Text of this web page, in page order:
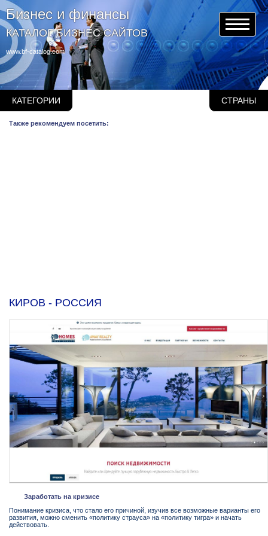
Бизнес и финансы
КАТАЛОГ БИЗНЕС САЙТОВ
www.bf-catalog.com
КАТЕГОРИИ СТРАНЫ
Также рекомендуем посетить:
КИРОВ - РОССИЯ
Заработать на кризисе
Понимание кризиса, что стало его причиной, изучив все возможные варианты его
развития, можно сменить «политику страуса» на «политику тигра» и начать
действовать.